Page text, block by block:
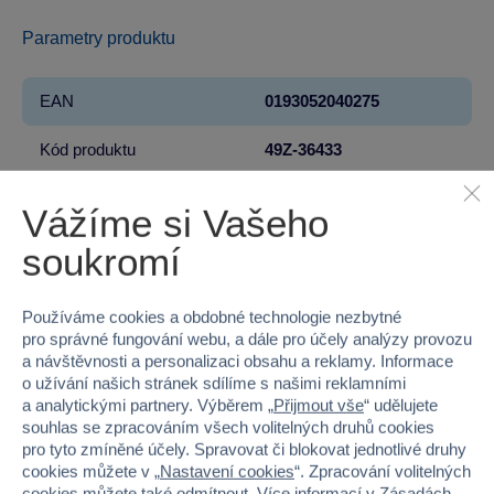
Parametry produktu
EAN 0193052040275
Kód produktu 49Z-36433
Pohlaví KLUK
Materiál PLAST
Šířka 6.5
Výška 21.5
Vážíme si Vašeho
soukromí
Používáme cookies a obdobné technologie nezbytné
pro správné fungování webu, a dále pro účely analýzy provozu
a návštěvnosti a personalizaci obsahu a reklamy. Informace
o užívání našich stránek sdílíme s našimi reklamními
a analytickými partnery. Výběrem „Přijmout vše“ udělujete
souhlas se zpracováním všech volitelných druhů cookies
pro tyto zmíněné účely. Spravovat či blokovat jednotlivé druhy
cookies můžete v „Nastavení cookies“. Zpracování volitelných